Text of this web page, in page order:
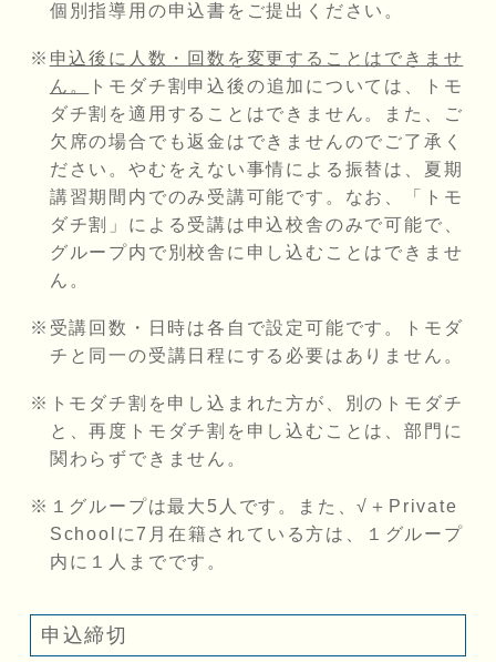
個別指導用の申込書をご提出ください。
申込後に人数・回数を変更することはできませ
ん。
トモダチ割申込後の追加については、トモ
ダチ割を適用することはできません。また、ご
欠席の場合でも返金はできませんのでご了承く
ださい。やむをえない事情による振替は、夏期
講習期間内でのみ受講可能です。なお、「トモ
ダチ割」による受講は申込校舎のみで可能で、
グループ内で別校舎に申し込むことはできませ
ん。
受講回数・日時は各自で設定可能です。トモダ
チと同一の受講日程にする必要はありません。
トモダチ割を申し込まれた方が、別のトモダチ
と、再度トモダチ割を申し込むことは、部門に
関わらずできません。
１グループは最大5人です。また、√＋Private
Schoolに7月在籍されている方は、１グループ
内に１人までです。
申込締切